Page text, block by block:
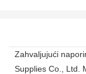
Zahvaljujući
Supplies Co., Ltd.